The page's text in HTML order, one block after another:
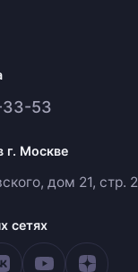
33-53
г. Москве
дом 21, стр. 2
сетях